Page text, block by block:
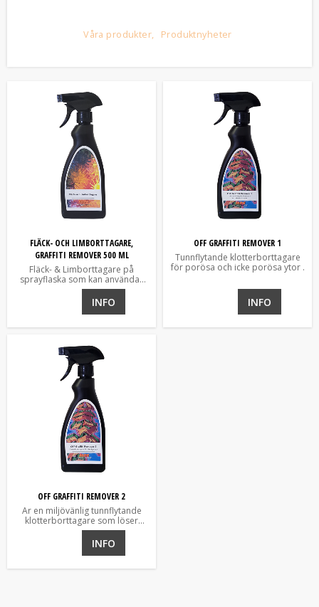
Våra produkter Produktnyheter
FLÄCK- OCH LIMBORTTAGARE,
GRAFFITI REMOVER 500 ML
Fläck- & Limborttagare på
sprayflaska som kan användas
på allt ifrån textilier till målade
INFO
OFF GRAFFITI REMOVER 1
Tunnflytande klotterborttagare
för porösa och icke porösa ytor .
INFO
OFF GRAFFITI REMOVER 2
Är en miljövänlig tunnflytande
klotterborttagare som löser
tusch och sprayklotter.
INFO